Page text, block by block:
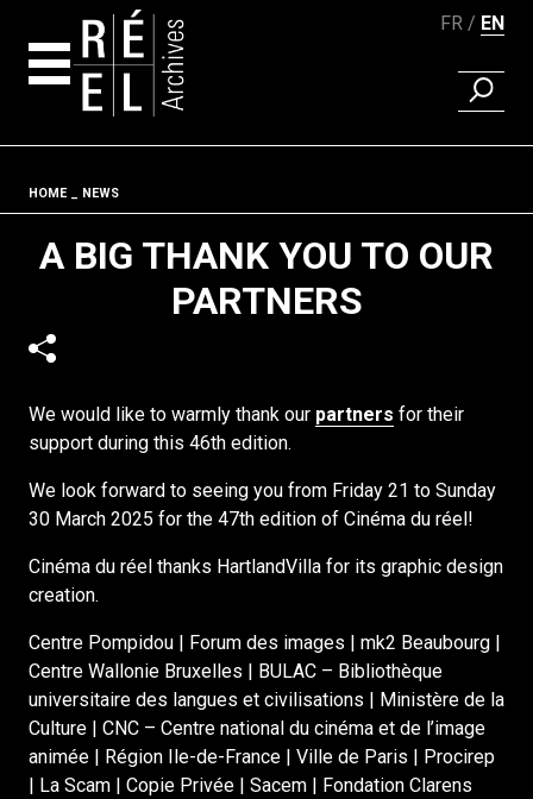
FR EN
FIND A
Fil d'ariane
HOME NEWS
A BIG THANK YOU TO OUR
PARTNERS
We would like to warmly thank our partners for their
support during this 46th edition.
We look forward to seeing you from Friday 21 to Sunday
30 March 2025 for the 47th edition of Cinéma du réel!
Cinéma du réel thanks HartlandVilla for its graphic design
creation.
Centre Pompidou | Forum des images | mk2 Beaubourg |
Centre Wallonie Bruxelles | BULAC – Bibliothèque
universitaire des langues et civilisations | Ministère de la
Culture | CNC – Centre national du cinéma et de l’image
animée | Région Ile-de-France | Ville de Paris | Procirep
| La Scam | Copie Privée | Sacem | Fondation Clarens